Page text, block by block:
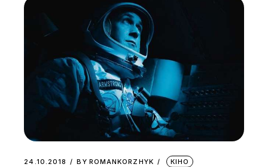
24.10.2018 BY ROMANKORZHYK КІНО